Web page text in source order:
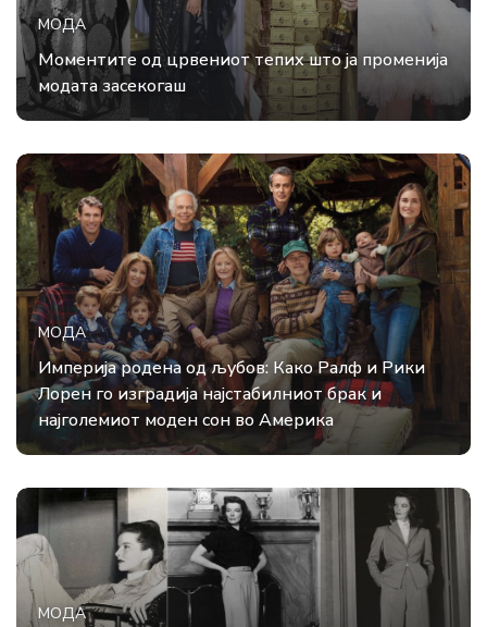
МОДА
Моментите од црвениот тепих што ја променија
модата засекогаш
МОДА
Империја родена од љубов: Како Ралф и Рики
Лорен го изградија најстабилниот брак и
најголемиот моден сон во Америка
МОДА